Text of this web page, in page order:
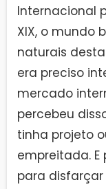
Internacional
XIX, o mundo
naturais
era preciso
mercado
percebeu
tinha projeto
empreitada.
para